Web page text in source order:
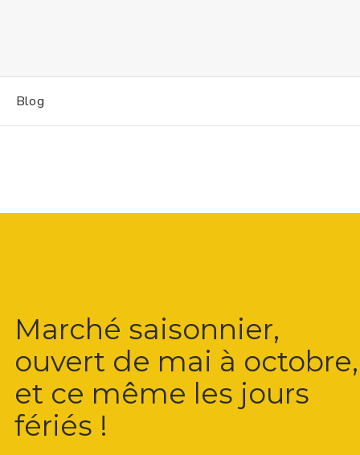
Blog
Marché saisonnier,
ouvert de mai à octobre,
et ce même les jours
fériés !